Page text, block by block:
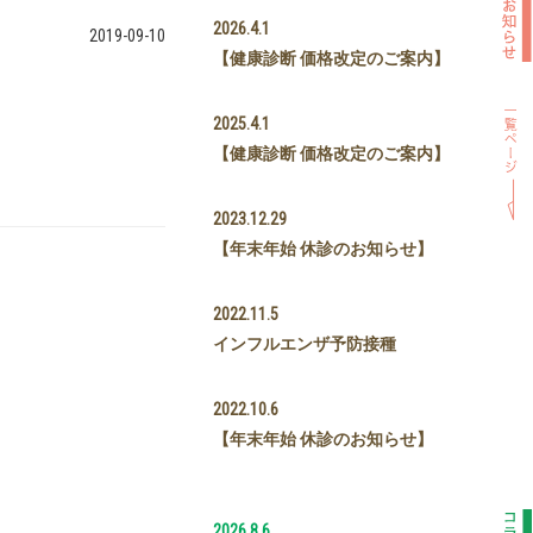
2019-09-10
2026.4.1
【健康診断 価格改定のご案内】
2025.4.1
【健康診断 価格改定のご案内】
2023.12.29
【年末年始 休診のお知らせ】
2022.11.5
インフルエンザ予防接種
2022.10.6
【年末年始 休診のお知らせ】